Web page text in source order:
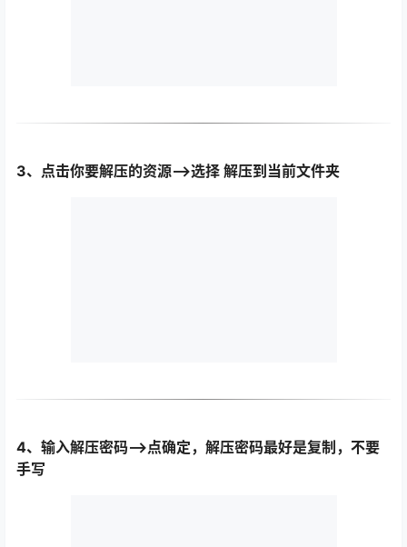
3、点击你要解压的资源—>选择 解压到当前文件夹
4、输入解压密码—>点确定，解压密码最好是复制，不要
手写